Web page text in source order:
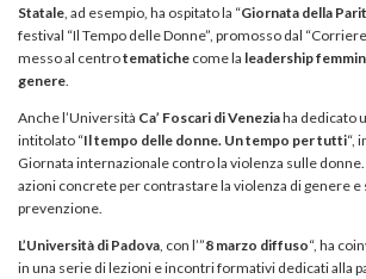
Statale , ad esempio, ha ospitato la “Giornata della
festival “Il Tempo delle Donne”, promosso dal “Corriere
messo al centrotematiche come la leadership
genere
Anche l’Università Ca’ Foscari di Veneziaha dedicato
intitolato “Il tempo delle donne. Un tempo per tutti“,
Giornata internazionale contro la violenza sulle
azioni concrete per contrastare la violenza di genere
prevenzione.
L’Università di Padova , con l’”8 marzo diffuso“, ha
in una serie di lezioni e incontri formativi dedicati alla